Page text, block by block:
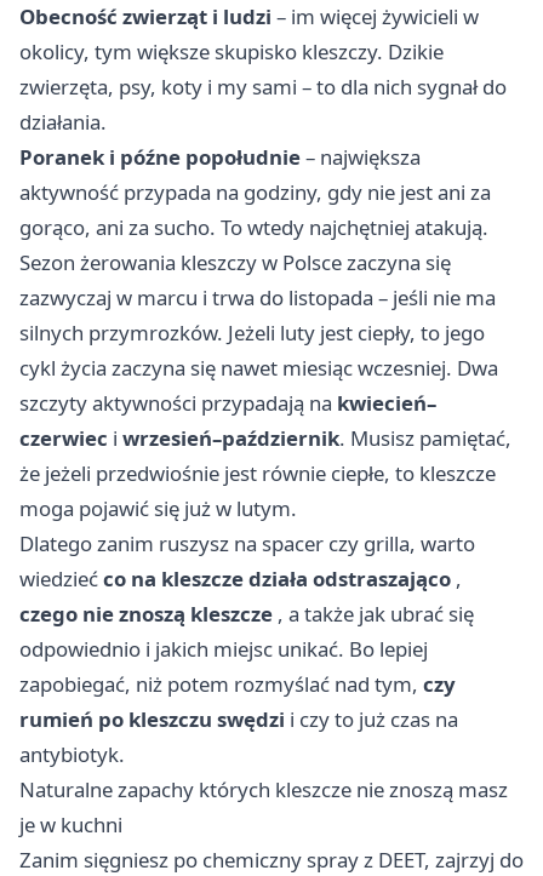
Obecność zwierząt i ludzi – im więcej żywicieli w
okolicy, tym większe skupisko kleszczy. Dzikie
zwierzęta, psy, koty i my sami – to dla nich sygnał do
działania.
Poranek i późne popołudnie– największa
aktywność przypada na godziny, gdy nie jest ani za
gorąco, ani za sucho. To wtedy najchętniej atakują.
Sezon żerowania kleszczy w Polsce zaczyna się
zazwyczaj w marcu i trwa do listopada – jeśli nie ma
silnych przymrozków. Jeżeli luty jest ciepły, to jego
cykl życia zaczyna się nawet miesiąc wczesniej. Dwa
szczyty aktywności przypadają na kwiecień–
czerwiec i wrzesień–październik. Musisz pamiętać,
że jeżeli przedwiośnie jest równie ciepłe, to kleszcze
moga pojawić się już w lutym.
Dlatego zanim ruszysz na spacer czy grilla, warto
wiedziećco na kleszcze działa odstraszająco ,
czego nie znoszą kleszcze , a także jak ubrać się
odpowiednio i jakich miejsc unikać. Bo lepiej
zapobiegać, niż potem rozmyślać nad tym, czy
rumień po kleszczu swędzi i czy to już czas na
antybiotyk.
Naturalne zapachy których kleszcze nie znoszą masz
je w kuchni
Zanim sięgniesz po chemiczny spray z DEET, zajrzyj do